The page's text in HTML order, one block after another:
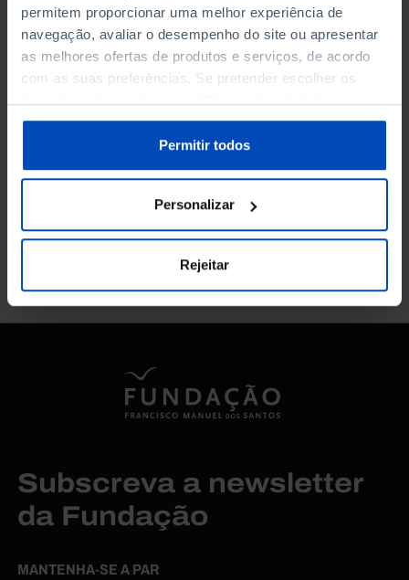
permitem proporcionar uma melhor experiência de
navegação, avaliar o desempenho do site ou apresentar
as melhores ofertas de produtos e serviços, de acordo
com as suas preferências. Se pretender escolher os
sobre cookies através da gestão de preferências ou da
Política de Cookies.
Permitir todos
Personalizar
Rejeitar
ARTIGO
O atlantismo não morreu —
está a ser renegociado
PODCAST
Produtividade e IA: risco ou
oportunidade?
47 MIN
Subscreva a newsletter
da Fundação
MANTENHA-SE A PAR